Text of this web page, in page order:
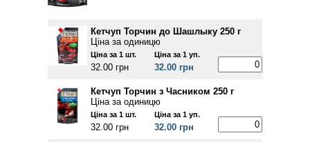
Кетчуп Торчин до Шашлыку 250 г
Ціна за одиницю
Ціна за 1 шт.
32.00 грн
Ціна за 1 уп.
32.00 грн
Кетчуп Торчин з Часником 250 г
Ціна за одиницю
Ціна за 1 шт.
32.00 грн
Ціна за 1 уп.
32.00 грн